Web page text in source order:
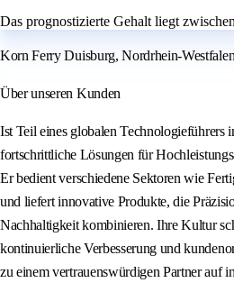
Das prognostizierte Gehalt liegt
Korn Ferry Duisburg, Nordrhein-
Über unseren Kunden
Ist Teil eines globalen Technologieführers
fortschrittliche Lösungen für
Er bedient verschiedene Sektoren wie
und liefert innovative Produkte, die
Nachhaltigkeit kombinieren. Ihre Kultur
kontinuierliche Verbesserung und
zu einem vertrauenswürdigen Partner auf